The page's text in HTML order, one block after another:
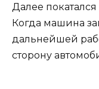
Далее
Когда машина
дальнейшей
сторону